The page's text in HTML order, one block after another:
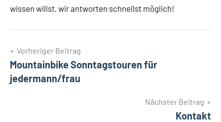
wissen willst, wir antworten schnellst möglich!
Beitragsnavigation
Vorheriger Beitrag
Mountainbike Sonntagstouren für
jedermann/frau
Nächster Beitrag
Kontakt